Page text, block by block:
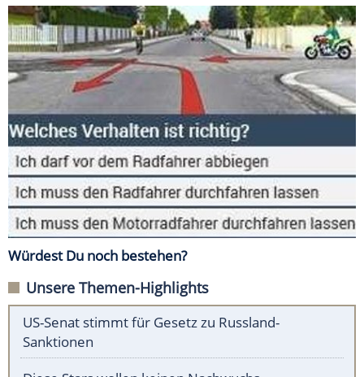
Würdest Du noch bestehen?
Unsere Themen-Highlights
US-Senat stimmt für Gesetz zu Russland-
Sanktionen